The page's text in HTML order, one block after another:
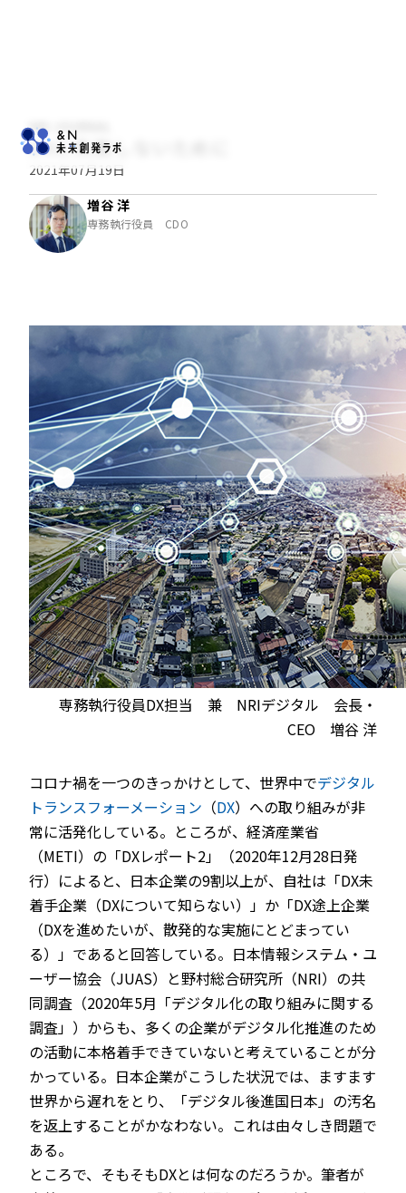
NRI JOURNAL
DXに失敗しないために
2021年07月19日
増谷 洋
専務執行役員 CDO
専務執行役員DX担当 兼 NRIデジタル 会長・
CEO 増谷 洋
コロナ禍を一つのきっかけとして、世界中でデジタル
トランスフォーメーション （DX）への取り組みが非
常に活発化している。ところが、経済産業省
（METI）の「DXレポート2」（2020年12月28日発
行）によると、日本企業の9割以上が、自社は「DX未
着手企業（DXについて知らない）」か「DX途上企業
（DXを進めたいが、散発的な実施にとどまってい
る）」であると回答している。日本情報システム・ユ
ーザー協会（JUAS）と野村総合研究所（NRI）の共
同調査（2020年5月「デジタル化の取り組みに関する
調査」）からも、多くの企業がデジタル化推進のため
の活動に本格着手できていないと考えていることが分
かっている。日本企業がこうした状況では、ますます
世界から遅れをとり、「デジタル後進国日本」の汚名
を返上することがかなわない。これは由々しき問題で
ある。
ところで、そもそもDXとは何なのだろうか。筆者が